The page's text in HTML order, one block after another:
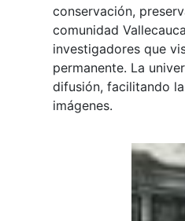
conservación,
comunidad
investigadores que
permanente. La
difusión, facilitando
imágenes.